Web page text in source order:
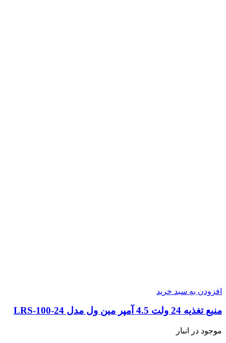
افزودن به سبد خرید
منبع تغذیه 24 ولت 4.5 آمپر مین ول مدل LRS-100-24
موجود در انبار